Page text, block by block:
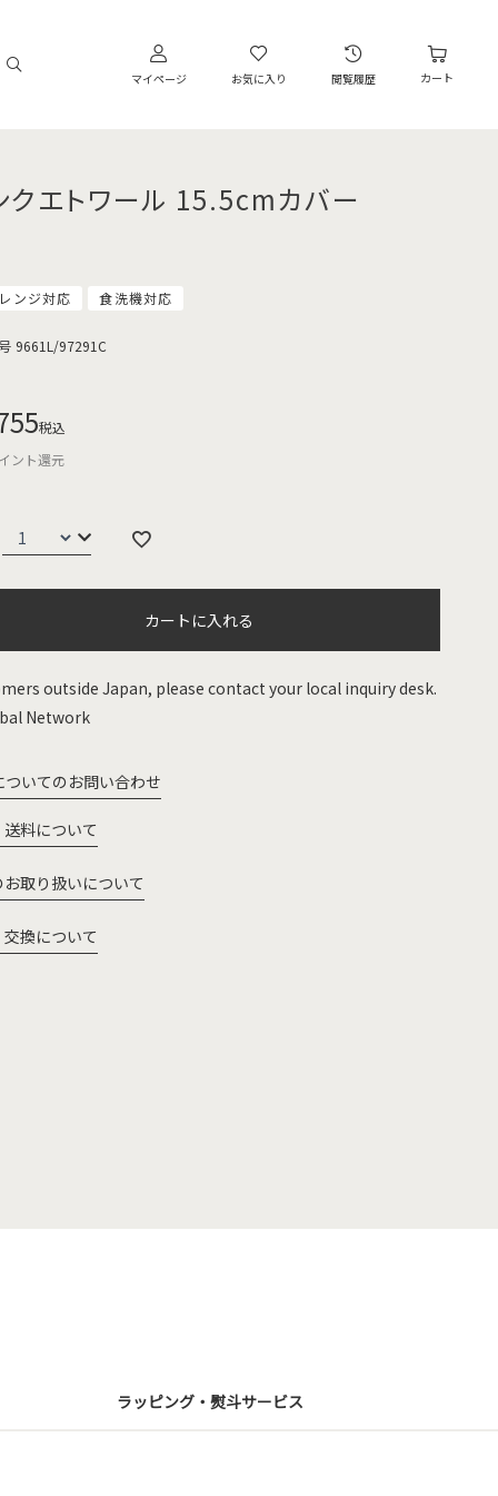
マイページ お気に入り 閲覧履歴 カート
クエトワール 15.5cmカバー
ンジ対応 食洗機対応
9661L/97291C
税込
ント還元
カートに入れる
outside Japan, please contact your local inquiry desk.
Network
ついてのお問い合わせ
料について
お取り扱いについて
換について
ラッピング・熨斗サービス